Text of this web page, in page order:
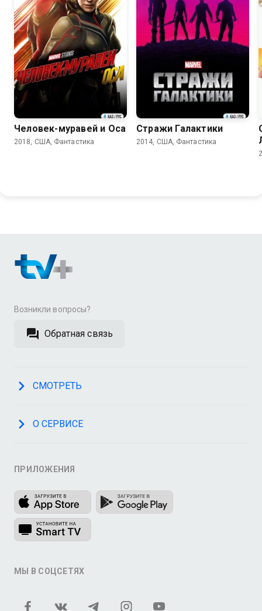
7.0
Человек-муравей и Оса
2018, США, Фантастика
7.9
Стражи Галактики
2014, США, Фантастика
Возникли вопросы?
Обратная связь
СМОТРЕТЬ
О СЕРВИСЕ
ПРИЛОЖЕНИЯ
МЫ В СОЦСЕТЯХ